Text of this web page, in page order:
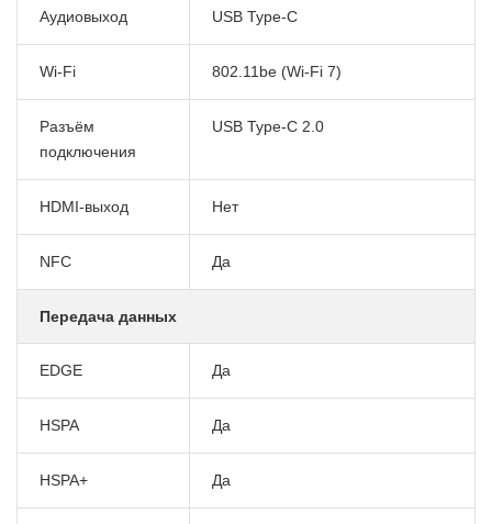
Аудиовыход USB Type-C
Wi-Fi 802.11be (Wi-Fi 7)
Разъём
подключения
USB Type-C 2.0
HDMI-выход Нет
NFC Да
Передача данных
EDGE Да
HSPA Да
HSPA+ Да